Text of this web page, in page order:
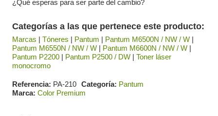
¿Qué esperas para ser parte del cambio?
Categorías a las que pertenece este producto:
Marcas | Tóneres | Pantum | Pantum M6500N / NW / W |
Pantum M6550N / NW / W | Pantum M6600N / NW / W |
Pantum P2200 | Pantum P2500 / DW | Toner láser
monocromo
Referencia PA-210 Categoría Pantum
Marca Color Premium